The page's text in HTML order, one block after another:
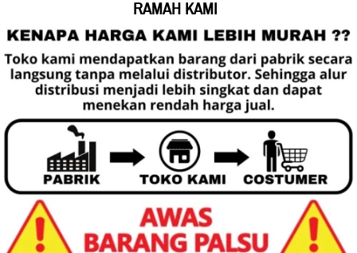
RAMAH KAMI